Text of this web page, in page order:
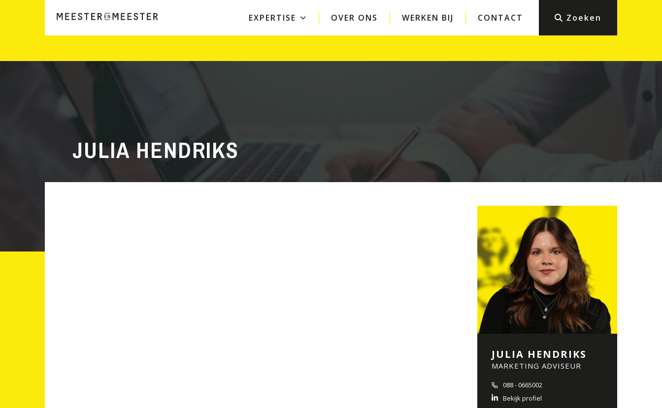
EXPERTISE
Bedrijven Overheid
AI voor overheden
Particulieren
Wonen en buren
OVER ONS WERKEN BIJ CONTACT Zoeken
JULIA HENDRIKS
JULIA HENDRIKS
MARKETING ADVISEUR
088 - 0665002
Bekijk profiel